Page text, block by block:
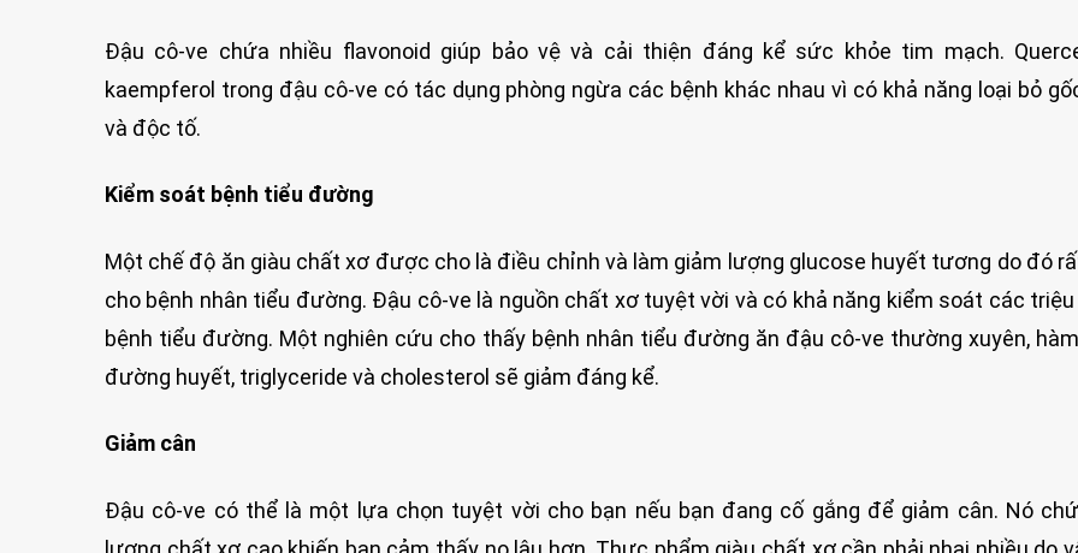
Đậu cô-ve chứa nhiều flavonoid giúp bảo vệ và cải thiện đáng kể sức khỏe tim mạch.
kaempferol trong đậu cô-ve có tác dụng phòng ngừa các bệnh khác nhau vì có khả năng loại bỏ
và độc tố.
Kiểm soát bệnh tiểu đường
Một chế độ ăn giàu chất xơ được cho là điều chỉnh và làm giảm lượng glucose huyết tương do đó
cho bệnh nhân tiểu đường. Đậu cô-ve là nguồn chất xơ tuyệt vời và có khả năng kiểm soát các
bệnh tiểu đường. Một nghiên cứu cho thấy bệnh nhân tiểu đường ăn đậu cô-ve thường xuyên,
đường huyết, triglyceride và cholesterol sẽ giảm đáng kể.
Giảm cân
Đậu cô-ve có thể là một lựa chọn tuyệt vời cho bạn nếu bạn đang cố gắng để giảm cân. Nó